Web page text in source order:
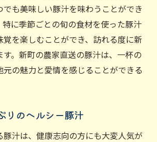
でも美味しい豚汁を味わうことができ
特に季節ごとの旬の食材を使った豚汁
覚を楽しむことができ、訪れる度に新
す。新町の農家直送の豚汁は、一杯の
元の魅力と愛情を感じることができる
りのヘルシー豚汁
汁は、健康志向の方にも大変人気が